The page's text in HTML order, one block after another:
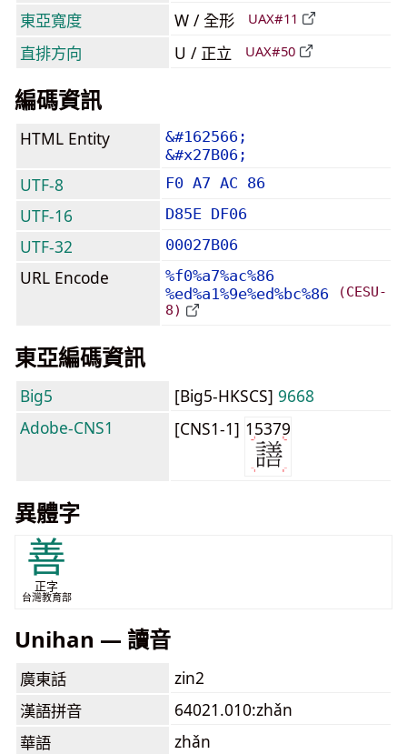
東亞寬度
W / 全形 UAX#11
直排方向 U / 正立 UAX#50
編碼資訊
HTML Entity
&#162566;
&#x27B06;
UTF-8 F0 A7 AC 86
UTF-16 D85E DF06
UTF-32 00027B06
URL Encode
%f0%a7%ac%86
%ed%a1%9e%ed%bc%86
(CESU-
8)
東亞編碼資訊
Big5 [Big5-HKSCS] 9668
Adobe-CNS1
[CNS1-1] 15379
異體字
善
正字
台灣教育部
Unihan — 讀音
廣東話
zin2
漢語拼音
64021.010:zhǎn
華語
zhǎn